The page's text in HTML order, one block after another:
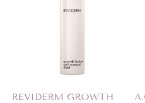
REVIDERM GROWTH